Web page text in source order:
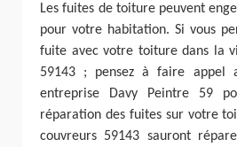
Les fuites de toiture peuvent
pour votre habitation. Si vous
fuite avec votre toiture dans la
59143 ; pensez à faire appel
entreprise Davy Peintre 59
réparation des fuites sur votre
couvreurs 59143 sauront